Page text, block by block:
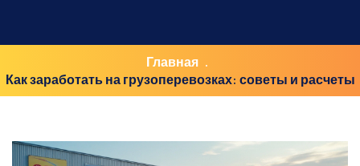
Главная
Как заработать на грузоперевозках: советы и расчеты